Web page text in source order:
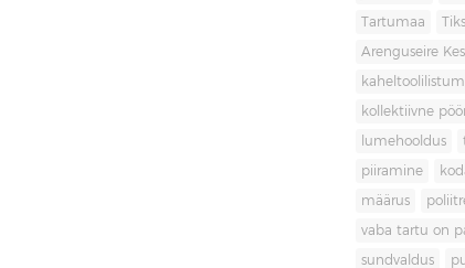
Tartumaa
Arenguseire
kollektiivne
lumehooldus
piiramine
määrus
vaba tartu on
sundvaldus